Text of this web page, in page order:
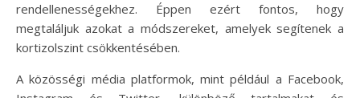
rendellenességekhez. Éppen ezért fontos, hogy
megtaláljuk azokat a módszereket, amelyek segítenek a
kortizolszint csökkentésében.
A közösségi média platformok, mint például a Facebook,